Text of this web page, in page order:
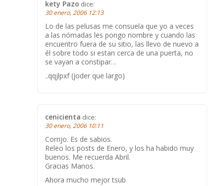
kety Pazo dice:
30 enero, 2006 12:13
Lo de las pelusas me consuela que yo a veces
a las nómadas les pongo nombre y cuando las
encuentro fuera de su sitio, las llevo de nuevo a
él sobre todo si estan cerca de una puerta, no
se vayan a constipar…
..qqjlpxf (joder que largo)
cenicienta dice:
30 enero, 2006 10:11
Corrijo. Es de sabios.
Releo los posts de Enero, y los ha habido muy
buenos. Me recuerda Abril.
Gracias Manos.
Ahora mucho mejor tsub